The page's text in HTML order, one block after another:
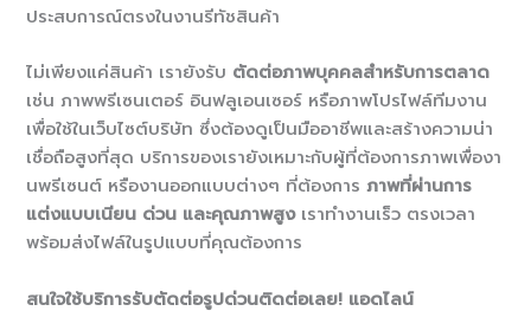
ประสบการณ์ตรงในงานรีทัชสินค้า
ไม่เพียงแค่สินค้า เรายังรับ ตัดต่อภาพบุคคลสำหรับการตลาด
เช่น ภาพพรีเซนเตอร์ อินฟลูเอนเซอร์ หรือภาพโปรไฟล์ทีมงาน
เพื่อใช้ในเว็บไซต์บริษัท ซึ่งต้องดูเป็นมืออาชีพและสร้างความน่า
เชื่อถือสูงที่สุด บริการของเรายังเหมาะกับผู้ที่ต้องการภาพเพื่องา
นพรีเซนต์ หรืองานออกแบบต่างๆ ที่ต้องการภาพที่ผ่านการ
แต่งแบบเนียน ด่วน และคุณภาพสูงเราทำงานเร็ว ตรงเวลา
พร้อมส่งไฟล์ในรูปแบบที่คุณต้องการ
สนใจใช้บริการรับตัดต่อรูปด่วนติดต่อเลย! แอดไลน์